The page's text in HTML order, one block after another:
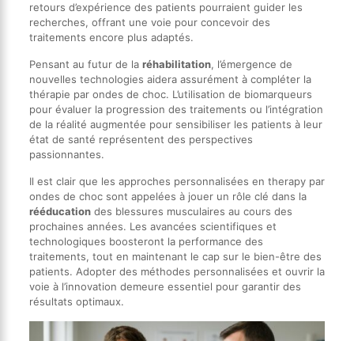
retours d’expérience des patients pourraient guider les
recherches, offrant une voie pour concevoir des
traitements encore plus adaptés.
Pensant au futur de la réhabilitation, l’émergence de
nouvelles technologies aidera assurément à compléter la
thérapie par ondes de choc. L’utilisation de biomarqueurs
pour évaluer la progression des traitements ou l’intégration
de la réalité augmentée pour sensibiliser les patients à leur
état de santé représentent des perspectives
passionnantes.
Il est clair que les approches personnalisées en therapy par
ondes de choc sont appelées à jouer un rôle clé dans la
rééducationdes blessures musculaires au cours des
prochaines années. Les avancées scientifiques et
technologiques boosteront la performance des
traitements, tout en maintenant le cap sur le bien-être des
patients. Adopter des méthodes personnalisées et ouvrir la
voie à l’innovation demeure essentiel pour garantir des
résultats optimaux.